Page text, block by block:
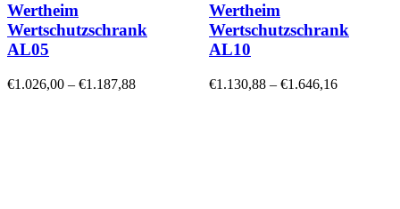
Wertheim
Wertschutzschrank
AL05
€1.026,00 – €1.187,88
Wertheim
Wertschutzschrank
AL10
€1.130,88 – €1.646,16